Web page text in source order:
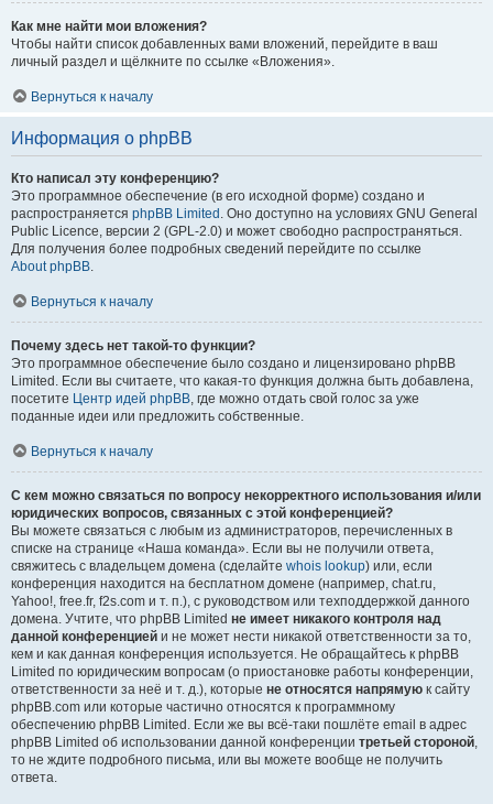
Как мне найти мои вложения?
Чтобы найти список добавленных вами вложений, перейдите в ваш
личный раздел и щёлкните по ссылке «Вложения».
Вернуться к началу
Информация о phpBB
Кто написал эту конференцию?
Это программное обеспечение (в его исходной форме) создано и
распространяется phpBB Limited . Оно доступно на условиях GNU General
Public Licence, версии 2 (GPL-2.0) и может свободно распространяться.
Для получения более подробных сведений перейдите по ссылке
About phpBB.
Вернуться к началу
Почему здесь нет такой-то функции?
Это программное обеспечение было создано и лицензировано phpBB
Limited. Если вы считаете, что какая-то функция должна быть добавлена,
посетите Центр идей phpBB, где можно отдать свой голос за уже
поданные идеи или предложить собственные.
Вернуться к началу
С кем можно связаться по вопросу некорректного использования и/или
юридических вопросов, связанных с этой конференцией?
Вы можете связаться с любым из администраторов, перечисленных в
списке на странице «Наша команда». Если вы не получили ответа,
свяжитесь с владельцем домена (сделайте whois lookup) или, если
конференция находится на бесплатном домене (например, chat.ru,
Yahoo!, free.fr, f2s.com и т. п.), с руководством или техподдержкой данного
домена. Учтите, что phpBB Limited не имеет никакого контроля над
данной конференцией и не может нести никакой ответственности за то,
кем и как данная конференция используется. Не обращайтесь к phpBB
Limited по юридическим вопросам (о приостановке работы конференции,
ответственности за неё и т. д.), которые не относятся напрямую к сайту
phpBB.com или которые частично относятся к программному
обеспечению phpBB Limited. Если же вы всё-таки пошлёте email в адрес
phpBB Limited об использовании данной конференции третьей стороной,
то не ждите подробного письма, или вы можете вообще не получить
ответа.